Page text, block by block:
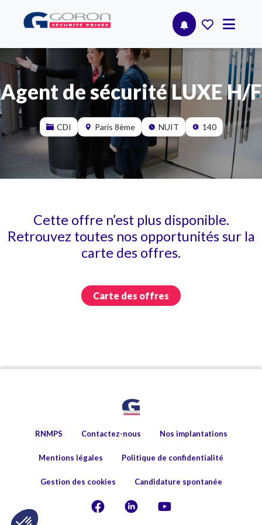
Agent de sécurité LUXE H/F
CDI Paris 8ème NUIT 140
Cette offre n’est plus disponible.
Retrouvez toutes nos opportunités sur la
carte des offres.
Carte des offres
RNMPS Contactez-nous Nos implantations
Mentions légales Politique de confidentialité
Gestion des cookies Candidature spontanée